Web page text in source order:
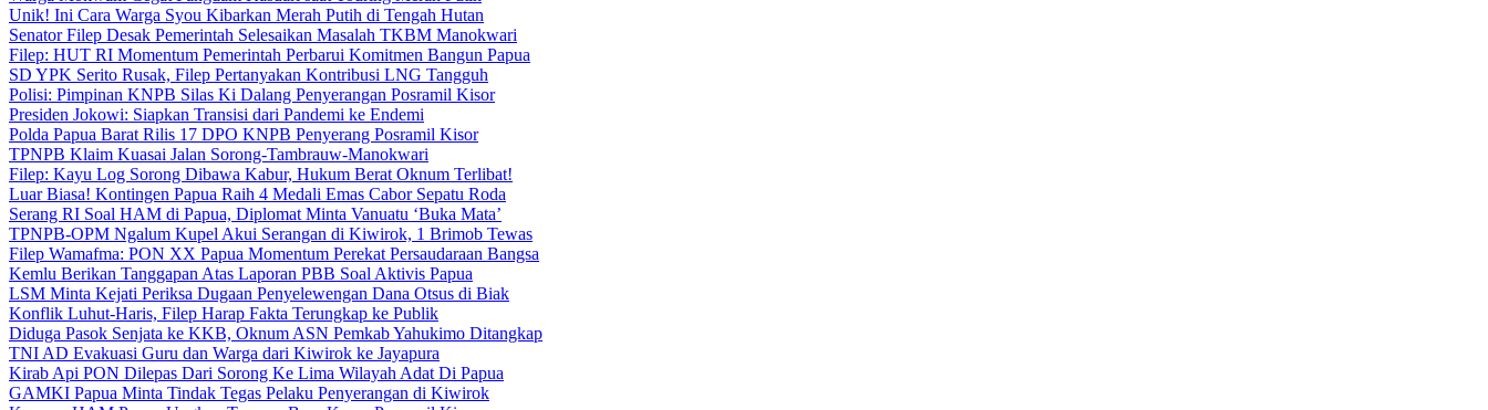
Unik! Ini Cara Warga Syou Kibarkan Merah Putih di Tengah Hutan
Senator Filep Desak Pemerintah Selesaikan Masalah TKBM Manokwari
Filep: HUT RI Momentum Pemerintah Perbarui Komitmen Bangun Papua
SD YPK Serito Rusak, Filep Pertanyakan Kontribusi LNG Tangguh
Polisi: Pimpinan KNPB Silas Ki Dalang Penyerangan Posramil Kisor
Presiden Jokowi: Siapkan Transisi dari Pandemi ke Endemi
Polda Papua Barat Rilis 17 DPO KNPB Penyerang Posramil Kisor
TPNPB Klaim Kuasai Jalan Sorong-Tambrauw-Manokwari
Filep: Kayu Log Sorong Dibawa Kabur, Hukum Berat Oknum Terlibat!
Luar Biasa! Kontingen Papua Raih 4 Medali Emas Cabor Sepatu Roda
Serang RI Soal HAM di Papua, Diplomat Minta Vanuatu ‘Buka Mata’
TPNPB-OPM Ngalum Kupel Akui Serangan di Kiwirok, 1 Brimob Tewas
Filep Wamafma: PON XX Papua Momentum Perekat Persaudaraan Bangsa
Kemlu Berikan Tanggapan Atas Laporan PBB Soal Aktivis Papua
LSM Minta Kejati Periksa Dugaan Penyelewengan Dana Otsus di Biak
Konflik Luhut-Haris, Filep Harap Fakta Terungkap ke Publik
Diduga Pasok Senjata ke KKB, Oknum ASN Pemkab Yahukimo Ditangkap
TNI AD Evakuasi Guru dan Warga dari Kiwirok ke Jayapura
Kirab Api PON Dilepas Dari Sorong Ke Lima Wilayah Adat Di Papua
GAMKI Papua Minta Tindak Tegas Pelaku Penyerangan di Kiwirok